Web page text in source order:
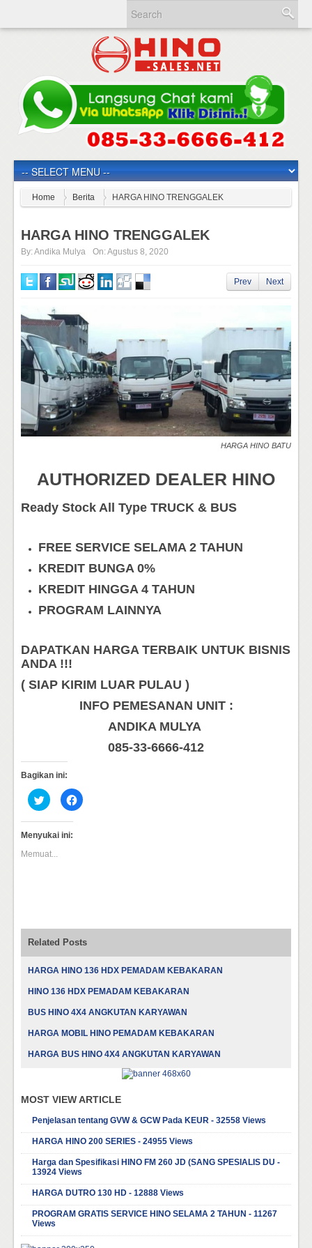
Home Berita HARGA HINO TRENGGALEK
HARGA HINO TRENGGALEK
By:Andika Mulya On:Agustus 8, 2020
Prev Next
HARGA HINO BATU
AUTHORIZED DEALER HINO
Ready Stock All Type TRUCK & BUS
FREE SERVICE SELAMA 2 TAHUN
KREDIT BUNGA 0%
KREDIT HINGGA 4 TAHUN
PROGRAM LAINNYA
DAPATKAN HARGA TERBAIK UNTUK BISNIS
ANDA !!!
( SIAP KIRIM LUAR PULAU )
INFO PEMESANAN UNIT :
ANDIKA MULYA
085-33-6666-412
Bagikan ini:
Klik
untuk
berbagi
pada
Twitter(Membuka
di
yang
Klik
untuk
Menyukai ini:
Memuat...
Related Posts
HARGA HINO 136 HDX PEMADAM KEBAKARAN
HINO 136 HDX PEMADAM KEBAKARAN
BUS HINO 4X4 ANGKUTAN KARYAWAN
HARGA MOBIL HINO PEMADAM KEBAKARAN
HARGA BUS HINO 4X4 ANGKUTAN KARYAWAN
MOST VIEW ARTICLE
Penjelasan tentang GVW & GCW Pada KEUR - 32558 Views
HARGA HINO 200 SERIES - 24955 Views
Harga dan Spesifikasi HINO FM 260 JD (SANG SPESIALIS DU -
13924 Views
HARGA DUTRO 130 HD - 12888 Views
PROGRAM GRATIS SERVICE HINO SELAMA 2 TAHUN - 11267
Views